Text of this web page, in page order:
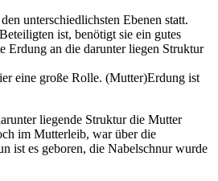
unterschiedlichsten Ebenen statt.
ist, benötigt sie ein gutes
Erdung an die darunter liegen Struktur
eine große Rolle. (Mutter)Erdung ist
liegende Struktur die Mutter
im Mutterleib, war über die
ist es geboren, die Nabelschnur wurde